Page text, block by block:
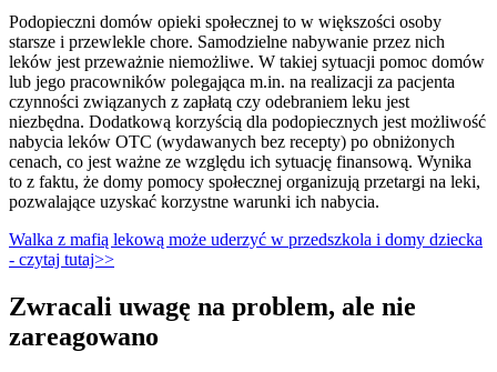
Podopieczni domów opieki społecznej to w większości osoby
starsze i przewlekle chore. Samodzielne nabywanie przez nich
leków jest przeważnie niemożliwe. W takiej sytuacji pomoc domów
lub jego pracowników polegająca m.in. na realizacji za pacjenta
czynności związanych z zapłatą czy odebraniem leku jest
niezbędna. Dodatkową korzyścią dla podopiecznych jest możliwość
nabycia leków OTC (wydawanych bez recepty) po obniżonych
cenach, co jest ważne ze względu ich sytuację finansową. Wynika
to z faktu, że domy pomocy społecznej organizują przetargi na leki,
pozwalające uzyskać korzystne warunki ich nabycia.
Walka z mafią lekową może uderzyć w przedszkola i domy dziecka
- czytaj tutaj>>
Zwracali uwagę na problem, ale nie
zareagowano